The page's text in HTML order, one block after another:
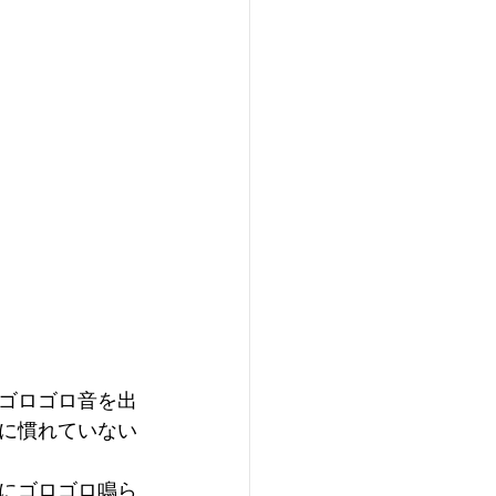
ロゴロ音を出
慣れていない
ゴロゴロ鳴ら